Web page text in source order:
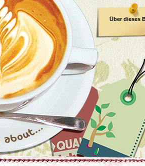
Über dieses